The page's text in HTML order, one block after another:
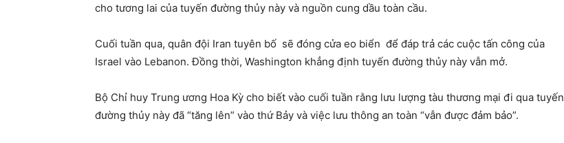
cho tương lai của tuyến đường thủy này và nguồn cung dầu toàn cầu.
Cuối tuần qua, quân đội Iran tuyên bố sẽ đóng cửa eo biển để đáp trả các cuộc tấn công của
Israel vào Lebanon. Đồng thời, Washington khẳng định tuyến đường thủy này vẫn mở.
Bộ Chỉ huy Trung ương Hoa Kỳ cho biết vào cuối tuần rằng lưu lượng tàu thương mại đi qua tuyến
đường thủy này đã “tăng lên” vào thứ Bảy và việc lưu thông an toàn “vẫn được đảm bảo”.